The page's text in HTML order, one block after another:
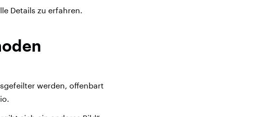
Details zu erfahren.
werden, offenbart